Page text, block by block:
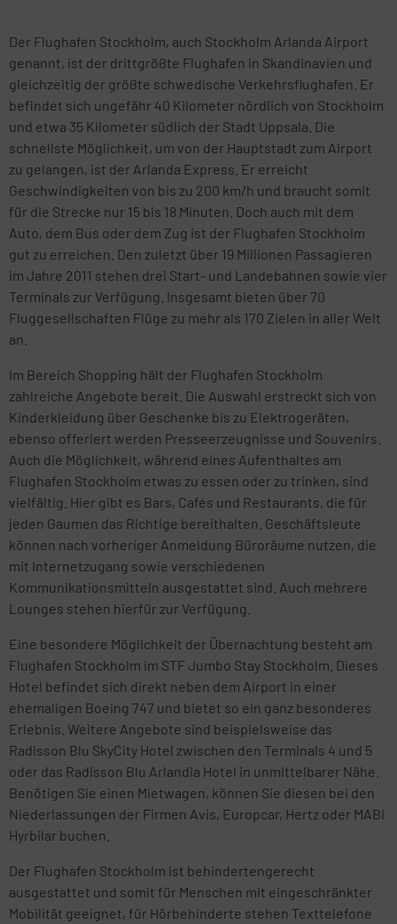
Der Flughafen Stockholm, auch Stockholm Arlanda Airport
genannt, ist der drittgrößte Flughafen in Skandinavien und
gleichzeitig der größte schwedische Verkehrsflughafen. Er
befindet sich ungefähr 40 Kilometer nördlich von Stockholm
und etwa 35 Kilometer südlich der Stadt Uppsala. Die
schnellste Möglichkeit, um von der Hauptstadt zum Airport
zu gelangen, ist der Arlanda Express. Er erreicht
Geschwindigkeiten von bis zu 200 km/h und braucht somit
für die Strecke nur 15 bis 18 Minuten. Doch auch mit dem
Auto, dem Bus oder dem Zug ist der Flughafen Stockholm
gut zu erreichen. Den zuletzt über 19 Millionen Passagieren
im Jahre 2011 stehen drei Start- und Landebahnen sowie vier
Terminals zur Verfügung. Insgesamt bieten über 70
Fluggesellschaften Flüge zu mehr als 170 Zielen in aller Welt
an.
Im Bereich Shopping hält der Flughafen Stockholm
zahlreiche Angebote bereit. Die Auswahl erstreckt sich von
Kinderkleidung über Geschenke bis zu Elektrogeräten,
ebenso offeriert werden Presseerzeugnisse und Souvenirs.
Auch die Möglichkeit, während eines Aufenthaltes am
Flughafen Stockholm etwas zu essen oder zu trinken, sind
vielfältig. Hier gibt es Bars, Cafés und Restaurants, die für
jeden Gaumen das Richtige bereithalten. Geschäftsleute
können nach vorheriger Anmeldung Büroräume nutzen, die
mit Internetzugang sowie verschiedenen
Kommunikationsmitteln ausgestattet sind. Auch mehrere
Lounges stehen hierfür zur Verfügung.
Eine besondere Möglichkeit der Übernachtung besteht am
Flughafen Stockholm im STF Jumbo Stay Stockholm. Dieses
Hotel befindet sich direkt neben dem Airport in einer
ehemaligen Boeing 747 und bietet so ein ganz besonderes
Erlebnis. Weitere Angebote sind beispielsweise das
Radisson Blu SkyCity Hotel zwischen den Terminals 4 und 5
oder das Radisson Blu Arlandia Hotel in unmittelbarer Nähe.
Benötigen Sie einen Mietwagen, können Sie diesen bei den
Niederlassungen der Firmen Avis, Europcar, Hertz oder MABI
Hyrbilar buchen.
Der Flughafen Stockholm ist behindertengerecht
ausgestattet und somit für Menschen mit eingeschränkter
Mobilität geeignet, für Hörbehinderte stehen Texttelefone